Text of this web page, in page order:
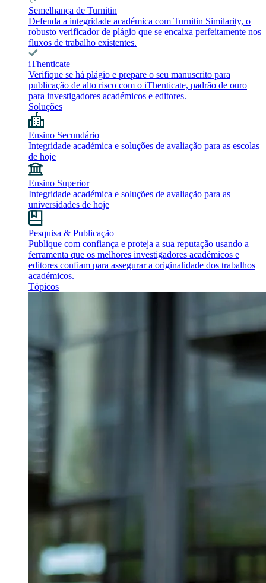
Semelhança de Turnitin
Defenda a integridade académica com Turnitin Similarity, o
robusto verificador de plágio que se encaixa perfeitamente nos
fluxos de trabalho existentes.
iThenticate
Verifique se há plágio e prepare o seu manuscrito para
publicação de alto risco com o iThenticate, padrão de ouro
para investigadores académicos e editores.
Soluções
Ensino Secundário
Integridade académica e soluções de avaliação para as escolas
de hoje
Ensino Superior
Integridade académica e soluções de avaliação para as
universidades de hoje
Pesquisa & Publicação
Publique com confiança e proteja a sua reputação usando a
ferramenta que os melhores investigadores académicos e
editores confiam para assegurar a originalidade dos trabalhos
académicos.
Tópicos